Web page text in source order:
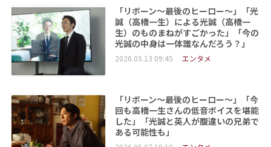
「リボーン～最後のヒーロー～」「光
誠（高橋一生）による光誠（高橋一
生）のものまねがすごかった」「今の
光誠の中身は一体誰なんだろう？」
2026.05.13 09:45 エンタメ
「リボーン～最後のヒーロー～」「今
回も高橋一生さんの低音ボイスを堪能
した」「光誠と英人が腹違いの兄弟で
ある可能性も」